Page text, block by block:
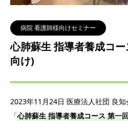
病院 看護師様向けセミナー
心肺蘇生 指導者養成コ
向け)
2023年11月24日 医療法人社団 良
「心肺蘇生 指導者養成コース 第一